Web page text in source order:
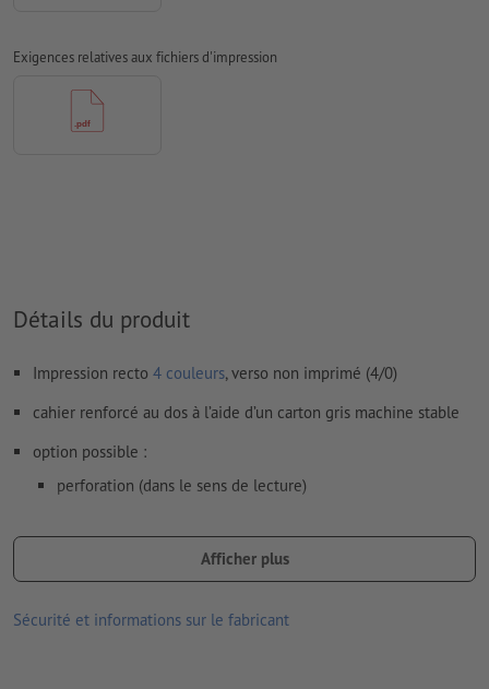
Lescommentairessont supprimés et ne seront ainsi pas
imprimés
Le contenu des
Exigences relatives aux fichiers d'impression
Détails du produit
Impression recto 4 couleurs, verso non imprimé (4/0)
cahier renforcé au dos à l’aide d’un carton gris machine stable
option possible :
perforation (dans le sens de lecture)
la perforation en option est réalisée conformément
les produits imprimés sur du papier recyclé sont neutres pour le
Afficher plus
Sécurité et informations sur le fabricant